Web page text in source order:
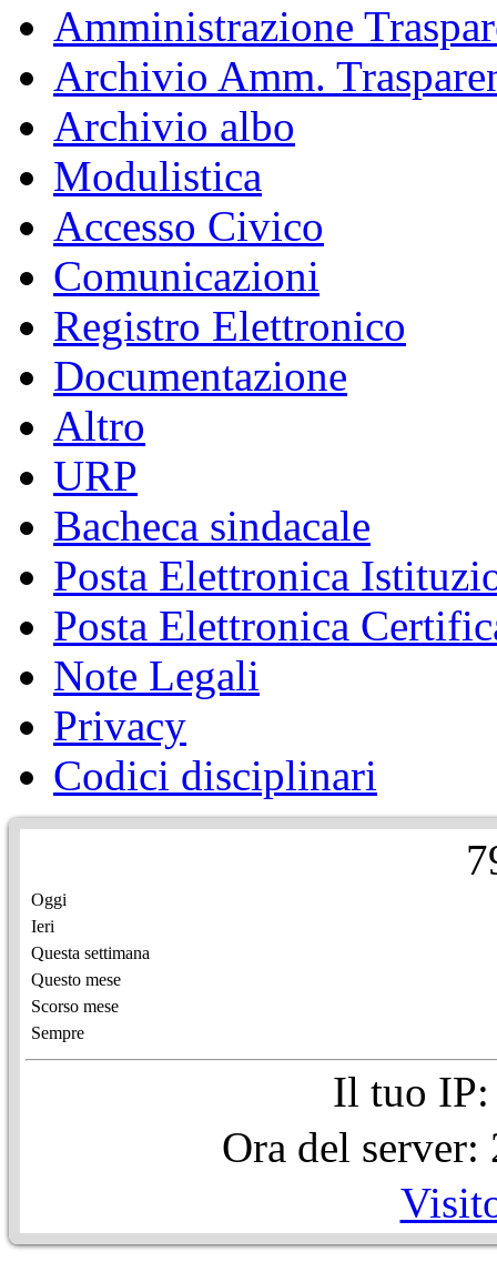
Amministrazione
Archivio Amm.
Archivio albo
Modulistica
Accesso Civico
Comunicazioni
Registro Elettronico
Documentazione
Altro
URP
Bacheca sindacale
Posta Elettronica
Posta Elettronica
Note Legali
Privacy
Codici disciplinari
7
Oggi
Ieri
Questa settimana
Questo mese
Scorso mese
Sempre
Il tuo IP:
Ora del